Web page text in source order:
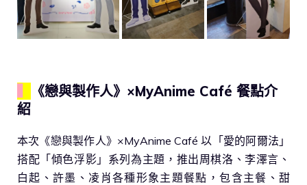
《戀與製作人》×MyAnime Café 餐點介
紹
本次《戀與製作人》×MyAnime Café 以「愛的阿爾法」
搭配「傾色浮影」系列為主題，推出周棋洛、李澤言、
白起、許墨、凌肖各種形象主題餐點，包含主餐、甜